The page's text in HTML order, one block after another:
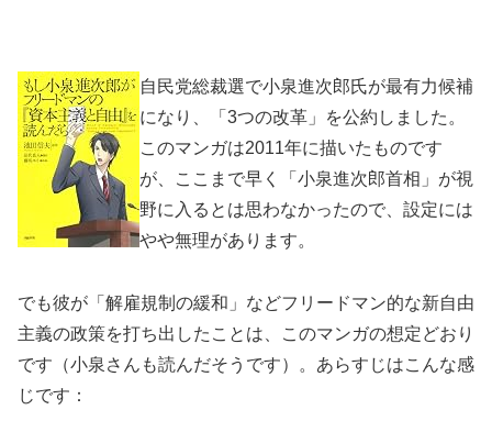
自民党総裁選で小泉進次郎氏が最有力候補
になり、「3つの改革」を公約しました。
このマンガは2011年に描いたものです
が、ここまで早く「小泉進次郎首相」が視
野に入るとは思わなかったので、設定には
やや無理があります。
でも彼が「解雇規制の緩和」などフリードマン的な新自由
主義の政策を打ち出したことは、このマンガの想定どおり
です（小泉さんも読んだそうです）。あらすじはこんな感
じです：